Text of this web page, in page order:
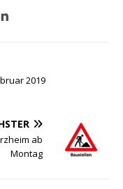
2019
ab
Montag